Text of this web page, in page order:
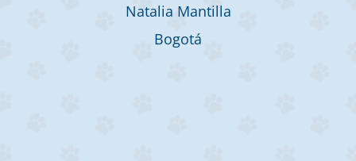
Natalia Mantilla
Bogotá